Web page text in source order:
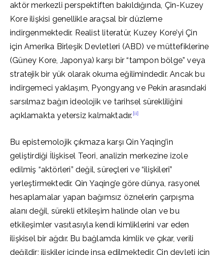
aktör merkezli perspektiften bakıldığında, Çin-Kuzey
Kore ilişkisi genellikle araçsal bir düzleme
indirgenmektedir. Realist literatür, Kuzey Kore’yi Çin
için Amerika Birleşik Devletleri (ABD) ve müttefiklerine
(Güney Kore, Japonya) karşı bir “tampon bölge” veya
stratejik bir yük olarak okuma eğilimindedir. Ancak bu
indirgemeci yaklaşım, Pyongyang ve Pekin arasındaki
sarsılmaz bağın ideolojik ve tarihsel sürekliliğini
açıklamakta yetersiz kalmaktadır. [ii]
Bu epistemolojik çıkmaza karşı Qin Yaqing’in
geliştirdiği İlişkisel Teori, analizin merkezine izole
edilmiş “aktörleri” değil, süreçleri ve “ilişkileri”
yerleştirmektedir. Qin Yaqing’e göre dünya, rasyonel
hesaplamalar yapan bağımsız öznelerin çarpışma
alanı değil, sürekli etkileşim halinde olan ve bu
etkileşimler vasıtasıyla kendi kimliklerini var eden
ilişkisel bir ağdır. Bu bağlamda kimlik ve çıkar, verili
değildir; ilişkiler içinde inşa edilmektedir. Çin devleti için